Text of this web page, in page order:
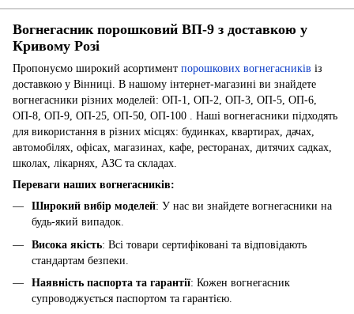
Вогнегасник порошковий ВП-9 з доставкою у
Кривому Розі
Пропонуємо широкий асортимент порошкових вогнегасників із
доставкою у Вінниці. В нашому інтернет-магазині ви знайдете
вогнегасники різних моделей: ОП-1, ОП-2, ОП-3, ОП-5, ОП-6,
ОП-8, ОП-9, ОП-25, ОП-50, ОП-100 . Наші вогнегасники підходять
для використання в різних місцях: будинках, квартирах, дачах,
автомобілях, офісах, магазинах, кафе, ресторанах, дитячих садках,
школах, лікарнях, АЗС та складах.
Переваги наших вогнегасників:
Широкий вибір моделей: У нас ви знайдете вогнегасники на
будь-який випадок.
Висока якість: Всі товари сертифіковані та відповідають
стандартам безпеки.
Наявність паспорта та гарантії: Кожен вогнегасник
супроводжується паспортом та гарантією.